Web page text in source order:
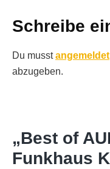
Schreibe
Du musstangemeldet
abzugeben.
„Best of
Funkhaus